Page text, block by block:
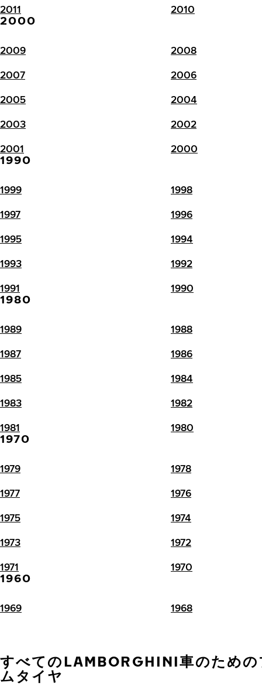
2011 2010
2000
2009 2008
2007 2006
2005 2004
2003 2002
2001 2000
1990
1999 1998
1997 1996
1995 1994
1993 1992
1991 1990
1980
1989 1988
1987 1986
1985 1984
1983 1982
1981 1980
1970
1979 1978
1977 1976
1975 1974
1973 1972
1971 1970
1960
1969 1968
すべてのLAMBORGHINI車のため
ムタイヤ